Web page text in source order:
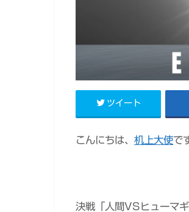
ツイート
こんにちは、 机上大使で
決戦「人間VSヒューマ